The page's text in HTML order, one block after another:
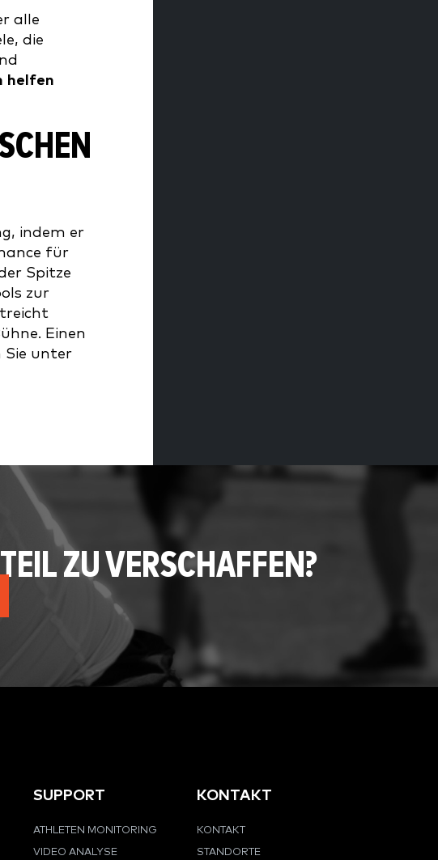
alle
die
helfen
indem er
für
Spitze
zur
Einen
Sie unter
ZU VERSCHAFFEN?
SUPPORT
ATHLETEN MONITORING
VIDEO ANALYSE
KONTAKT
KONTAKT
STANDORTE